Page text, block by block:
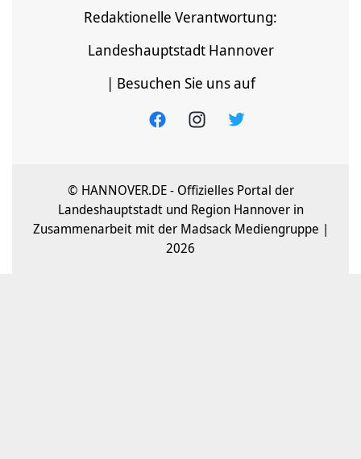
Redaktionelle Verantwortung:
Landeshauptstadt Hannover
| Besuchen Sie uns auf
© HANNOVER.DE - Offizielles Portal der
Landeshauptstadt und Region Hannover in
Zusammenarbeit mit der Madsack Mediengruppe |
2026